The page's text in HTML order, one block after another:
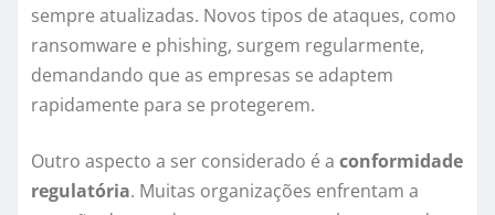
sempre atualizadas. Novos tipos de ataques, como
ransomware e phishing, surgem regularmente,
demandando que as empresas se adaptem
rapidamente para se protegerem.
Outro aspecto a ser considerado é a conformidade
regulatória. Muitas organizações enfrentam a